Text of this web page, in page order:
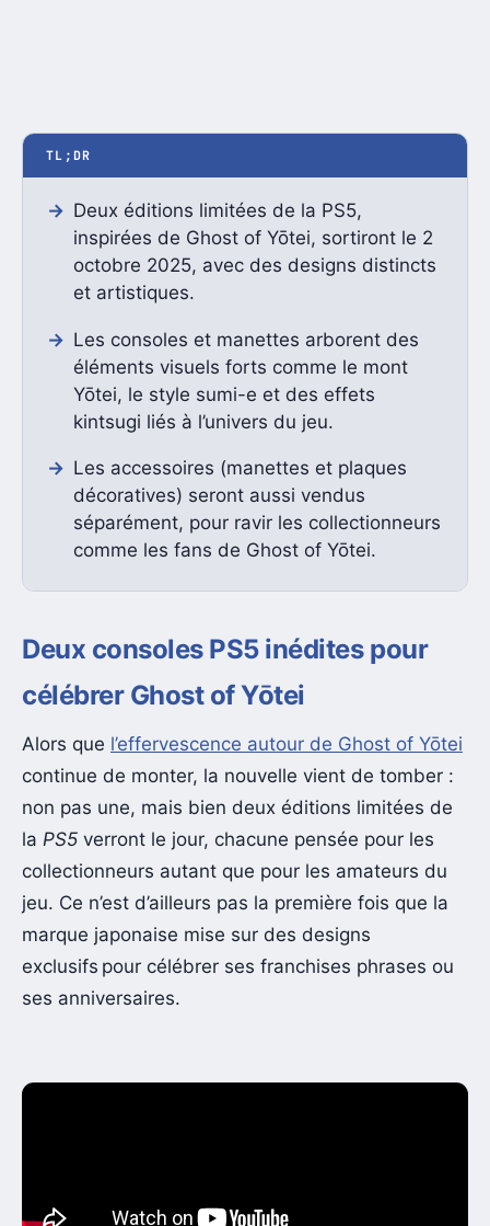
TL;DR
Deux éditions limitées de la PS5,
inspirées de Ghost of Yōtei, sortiront le 2
octobre 2025, avec des designs distincts
et artistiques.
Les consoles et manettes arborent des
éléments visuels forts comme le mont
Yōtei, le style sumi-e et des effets
kintsugi liés à l’univers du jeu.
Les accessoires (manettes et plaques
décoratives) seront aussi vendus
séparément, pour ravir les collectionneurs
comme les fans de Ghost of Yōtei.
Deux consoles PS5 inédites pour
célébrer Ghost of Yōtei
Alors que l’effervescence autour de Ghost of Yōtei
continue de monter, la nouvelle vient de tomber :
non pas une, mais bien deux éditions limitées de
la PS5 verront le jour, chacune pensée pour les
collectionneurs autant que pour les amateurs du
jeu. Ce n’est d’ailleurs pas la première fois que la
marque japonaise mise sur des designs
exclusifs pour célébrer ses franchises phrases ou
ses anniversaires.